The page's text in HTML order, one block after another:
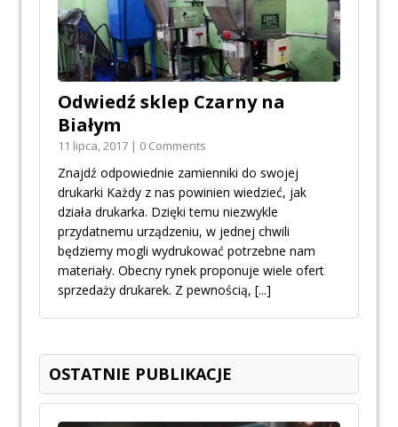
Odwiedź sklep Czarny na
Białym
11 lipca, 2017 | 0 Comments
Znajdź odpowiednie zamienniki do swojej
drukarki Każdy z nas powinien wiedzieć, jak
działa drukarka. Dzięki temu niezwykle
przydatnemu urządzeniu, w jednej chwili
będziemy mogli wydrukować potrzebne nam
materiały. Obecny rynek proponuje wiele ofert
sprzedaży drukarek. Z pewnością, [...]
OSTATNIE PUBLIKACJE